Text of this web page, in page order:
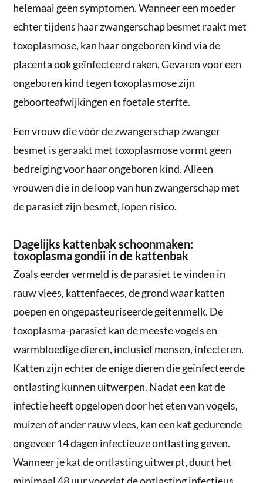
helemaal geen symptomen. Wanneer een moeder
echter tijdens haar zwangerschap besmet raakt met
toxoplasmose, kan haar ongeboren kind via de
placenta ook geïnfecteerd raken. Gevaren voor een
ongeboren kind tegen toxoplasmose zijn
geboorteafwijkingen en foetale sterfte.
Een vrouw die vóór de zwangerschap zwanger
besmet is geraakt met toxoplasmose vormt geen
bedreiging voor haar ongeboren kind. Alleen
vrouwen die in de loop van hun zwangerschap met
de parasiet zijn besmet, lopen risico.
Dagelijks kattenbak schoonmaken:
toxoplasma gondii in de kattenbak
Zoals eerder vermeld is de parasiet te vinden in
rauw vlees, kattenfaeces, de grond waar katten
poepen en ongepasteuriseerde geitenmelk. De
toxoplasma-parasiet kan de meeste vogels en
warmbloedige dieren, inclusief mensen, infecteren.
Katten zijn echter de enige dieren die geïnfecteerde
ontlasting kunnen uitwerpen. Nadat een kat de
infectie heeft opgelopen door het eten van vogels,
muizen of ander rauw vlees, kan een kat gedurende
ongeveer 14 dagen infectieuze ontlasting geven.
Wanneer je kat de ontlasting uitwerpt, duurt het